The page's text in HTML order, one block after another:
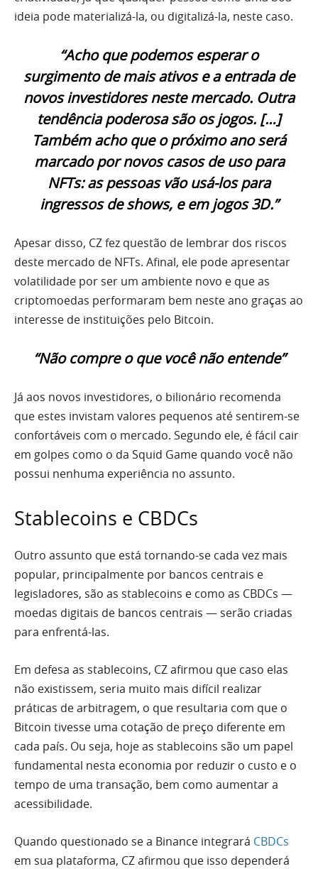
ideia pode materializá-la, ou digitalizá-la, neste caso.
“Acho que podemos esperar o
surgimento de mais ativos e a entrada de
novos investidores neste mercado. Outra
tendência poderosa são os jogos. […]
Também acho que o próximo ano será
marcado por novos casos de uso para
NFTs: as pessoas vão usá-los para
ingressos de shows, e em jogos 3D.”
Apesar disso, CZ fez questão de lembrar dos riscos
deste mercado de NFTs. Afinal, ele pode apresentar
volatilidade por ser um ambiente novo e que as
criptomoedas performaram bem neste ano graças ao
interesse de instituições pelo Bitcoin.
“Não compre o que você não entende”
Já aos novos investidores, o bilionário recomenda
que estes invistam valores pequenos até sentirem-se
confortáveis com o mercado. Segundo ele, é fácil cair
em golpes como o da Squid Game quando você não
possui nenhuma experiência no assunto.
Stablecoins e CBDCs
Outro assunto que está tornando-se cada vez mais
popular, principalmente por bancos centrais e
legisladores, são as stablecoins e como as CBDCs —
moedas digitais de bancos centrais — serão criadas
para enfrentá-las.
Em defesa as stablecoins, CZ afirmou que caso elas
não existissem, seria muito mais difícil realizar
práticas de arbitragem, o que resultaria com que o
Bitcoin tivesse uma cotação de preço diferente em
cada país. Ou seja, hoje as stablecoins são um papel
fundamental nesta economia por reduzir o custo e o
tempo de uma transação, bem como aumentar a
acessibilidade.
Quando questionado se a Binance integrará CBDCs
em sua plataforma, CZ afirmou que isso dependerá